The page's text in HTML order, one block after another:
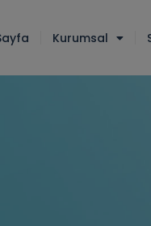
Kurumsal